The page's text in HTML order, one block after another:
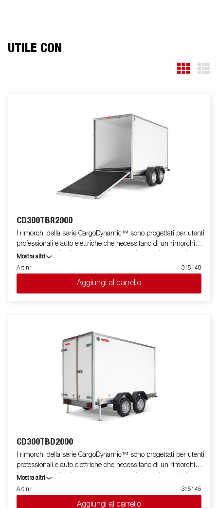
UTILE CON
CD300TBR2000
I rimorchi della serie CargoDynamic™ sono progettati per utenti
professionali e auto elettriche che necessitano di un rimorchio
leggero in grado di coprire e proteggere le proprie merci. Il
rimorchio offre un'elevata capacità di carico. Il design del
rimorchio offre la possibilità di una profilatura completa su tutti i
lati del rimorchio, sfruttando appieno il potenziale pubblicitario
del rimorchio. Costruito con un moderno materiale a nido d'ape
manovra automatica che semplifica l'uso del rimorchio.Le
immagini hanno scopo puramente illustrativo e possono
Mostra altri
Art nr
315148
Aggiungi al carrello
CD300TBD2000
I rimorchi della serie CargoDynamic™ sono progettati per utenti
professionali e auto elettriche che necessitano di un rimorchio
leggero in grado di coprire e proteggere le proprie merci. Il
rimorchio offre un'elevata capacità di carico. Il design del
rimorchio offre la possibilità di una profilatura completa su tutti i
lati del rimorchio, sfruttando appieno il potenziale pubblicitario
Mostra altri
Art nr
315145
Aggiungi al carrello